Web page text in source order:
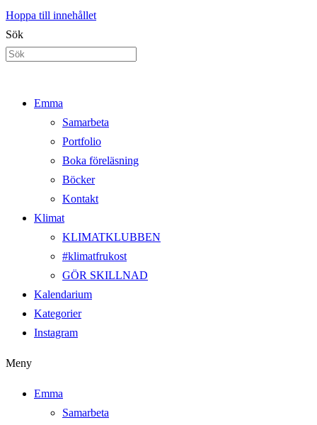
Hoppa till innehållet
Sök
Emma
Samarbeta
Portfolio
Boka föreläsning
Böcker
Kontakt
Klimat
KLIMATKLUBBEN
#klimatfrukost
GÖR SKILLNAD
Kalendarium
Kategorier
Instagram
Meny
Emma
Samarbeta